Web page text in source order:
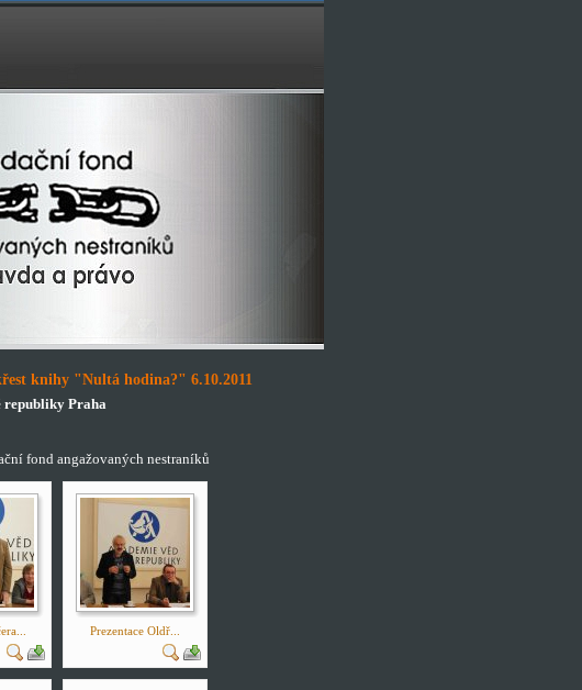
knihy "Nultá hodina?" 6.10.2011
republiky Praha
fond angažovaných nestraníků
Prezentace Oldř...